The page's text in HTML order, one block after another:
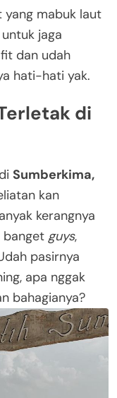
yang mabuk laut
jaga
dan udah
hati-hati yak.
di
Sumberkima,
kan
kerangnya
banget guys,
pasirnya
apa nggak
bahagianya?